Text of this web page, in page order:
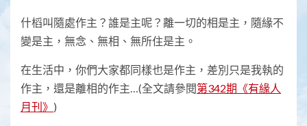
什槄叫隨處作主？誰是主呢？離一切的相是主，隨緣不
變是主，無念、無相、無所住是主。
在生活中，你們大家都同樣也是作主，差別只是我執的
作主，還是離相的作主…(全文請參閱第342期《有緣人
月刊》 )